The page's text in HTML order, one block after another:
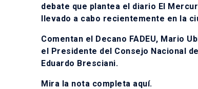
debate que plantea el diario El
llevado a cabo recientemente en la
Comentan el Decano FADEU, Mario
el Presidente del Consejo Nacional
Eduardo Bresciani.
Mira la nota completa aquí.